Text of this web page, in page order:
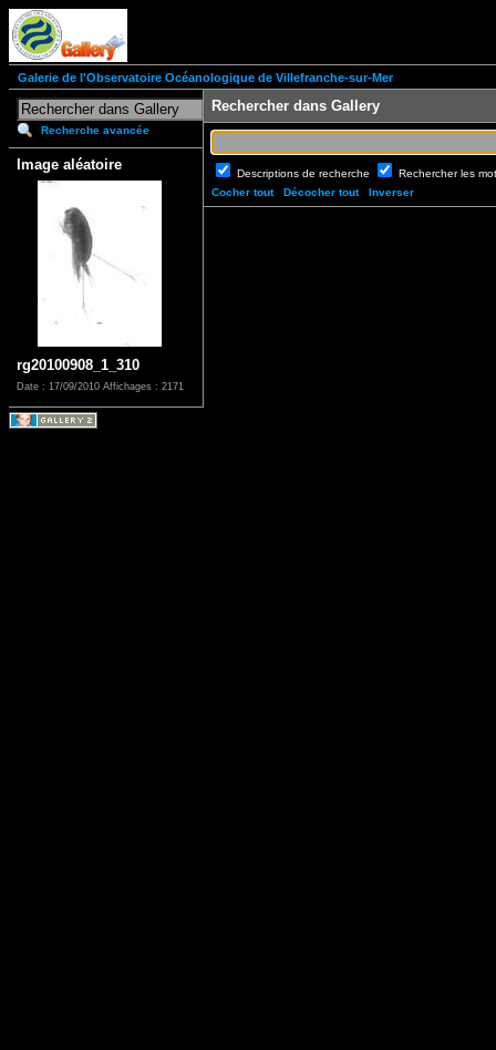
Galerie de l'Observatoire Océanologique de Villefranche-sur-Mer
Recherche avancée
Image aléatoire
rg20100908_1_310
Date : 17/09/2010 Affichages : 2171
Rechercher dans Gallery
Descriptions de recherche
Rechercher les
Cocher tout
Décocher tout Inverser